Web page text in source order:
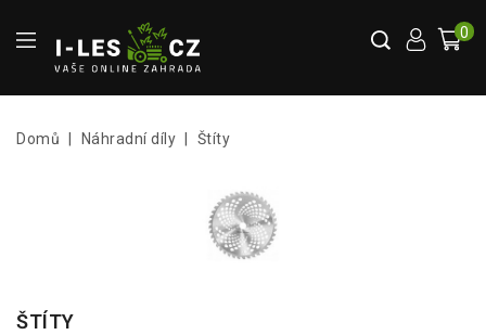
0
Domů Náhradní díly Štíty
ŠTÍTY